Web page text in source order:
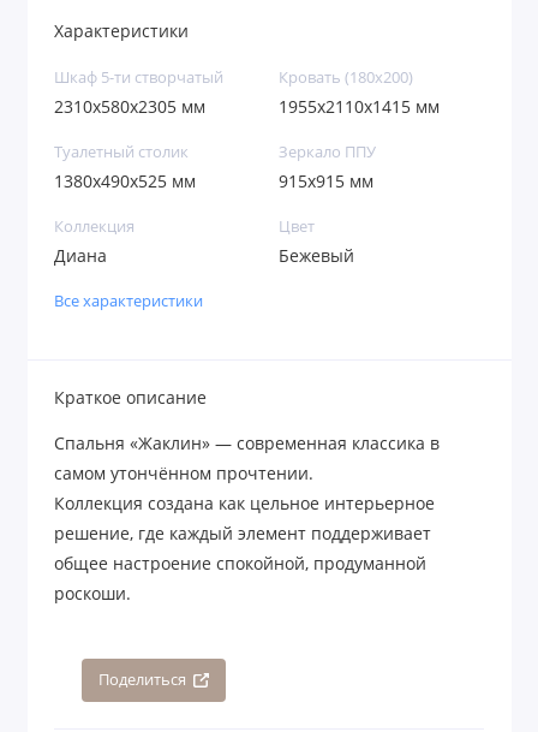
Характеристики
Шкаф 5-ти створчатый
2310х580х2305 мм
Кровать (180х200)
1955х2110х1415 мм
Туалетный столик
1380х490х525 мм
Зеркало ППУ
915х915 мм
Коллекция
Диана
Цвет
Бежевый
Все характеристики
Краткое описание
Спальня «Жаклин» — современная классика в
самом утончённом прочтении.
Коллекция создана как цельное интерьерное
решение, где каждый элемент поддерживает
общее настроение спокойной, продуманной
роскоши.
Поделиться